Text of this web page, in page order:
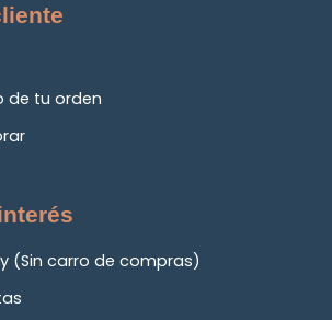
de tu orden
(Sin carro de compras)